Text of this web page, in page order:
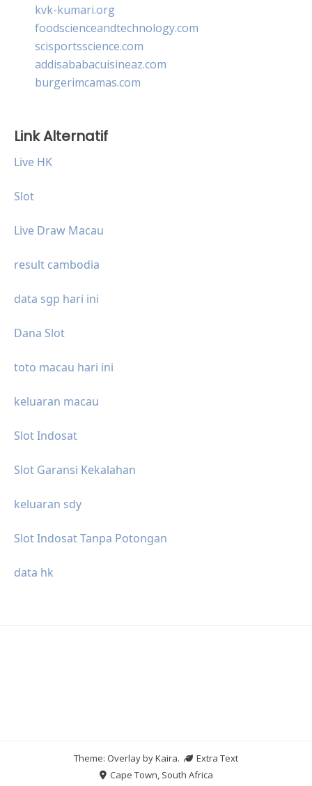
kvk-kumari.org
foodscienceandtechnology.com
scisportsscience.com
addisababacuisineaz.com
burgerimcamas.com
Link Alternatif
Live HK
Slot
Live Draw Macau
result cambodia
data sgp hari ini
Dana Slot
toto macau hari ini
keluaran macau
Slot Indosat
Slot Garansi Kekalahan
keluaran sdy
Slot Indosat Tanpa Potongan
data hk
Theme: Overlay byKaira.
Extra Text
Cape Town, South Africa